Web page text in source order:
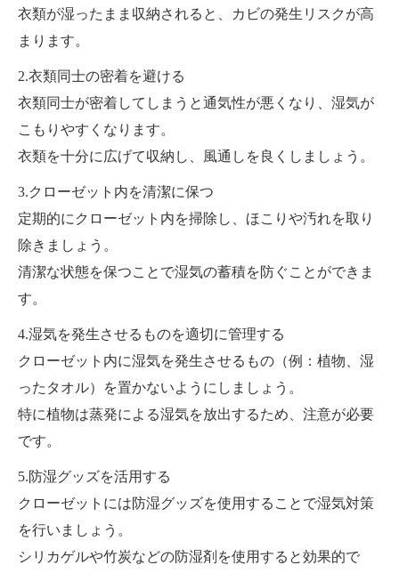
衣類が湿ったまま収納されると、カビの発生リスクが高
まります。
2.衣類同士の密着を避ける
衣類同士が密着してしまうと通気性が悪くなり、湿気が
こもりやすくなります。
衣類を十分に広げて収納し、風通しを良くしましょう。
3.クローゼット内を清潔に保つ
定期的にクローゼット内を掃除し、ほこりや汚れを取り
除きましょう。
清潔な状態を保つことで湿気の蓄積を防ぐことができま
す。
4.湿気を発生させるものを適切に管理する
クローゼット内に湿気を発生させるもの（例：植物、湿
ったタオル）を置かないようにしましょう。
特に植物は蒸発による湿気を放出するため、注意が必要
です。
5.防湿グッズを活用する
クローゼットには防湿グッズを使用することで湿気対策
を行いましょう。
シリカゲルや竹炭などの防湿剤を使用すると効果的で